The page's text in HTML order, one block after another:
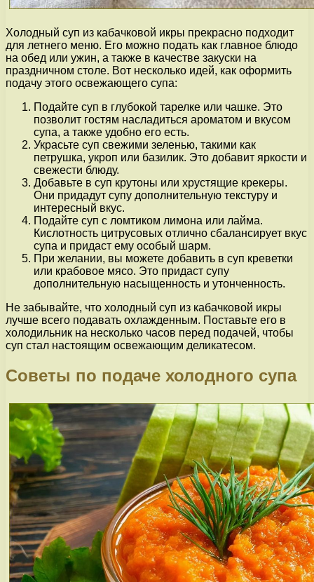
Холодный суп из кабачковой икры прекрасно подходит
для летнего меню. Его можно подать как главное блюдо
на обед или ужин, а также в качестве закуски на
праздничном столе. Вот несколько идей, как оформить
подачу этого освежающего супа:
Подайте суп в глубокой тарелке или чашке. Это
позволит гостям насладиться ароматом и вкусом
супа, а также удобно его есть.
Украсьте суп свежими зеленью, такими как
петрушка, укроп или базилик. Это добавит яркости и
свежести блюду.
Добавьте в суп крутоны или хрустящие крекеры.
Они придадут супу дополнительную текстуру и
интересный вкус.
Подайте суп с ломтиком лимона или лайма.
Кислотность цитрусовых отлично сбалансирует вкус
супа и придаст ему особый шарм.
При желании, вы можете добавить в суп креветки
или крабовое мясо. Это придаст супу
дополнительную насыщенность и утонченность.
Не забывайте, что холодный суп из кабачковой икры
лучше всего подавать охлажденным. Поставьте его в
холодильник на несколько часов перед подачей, чтобы
суп стал настоящим освежающим деликатесом.
Советы по подаче холодного супа